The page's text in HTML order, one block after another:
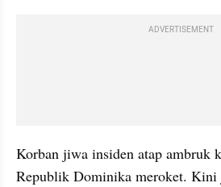
ADVERTISEMENT
Korban jiwa insiden atap ambruk
Republik Dominika meroket. Kini